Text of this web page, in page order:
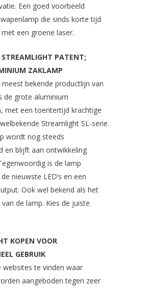
Een goed voorbeeld
die sinds korte tijd
een groene laser.
STREAMLIGHT PATENT;
ZAKLAMP
bekende productlijn van
de grote aluminium
met een toentertijd krachtige
Streamlight SL-serie.
wordt nog steeds
en blijft aan ontwikkeling
is de lamp
nieuwste LED’s en een
Ook wel bekend als het
de lamp. Kies de juiste
KOPEN VOOR
GEBRUIK
websites te vinden waar
aangeboden tegen zeer